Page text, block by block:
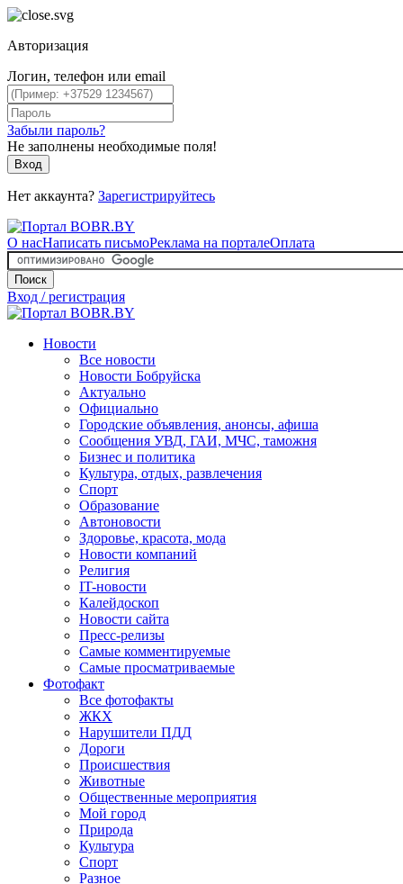
Авторизация
Логин, телефон или email
Забыли пароль?
Не заполнены необходимые поля!
Вход
Нет аккаунта? Зарегистрируйтесь
О насНаписать письмоРеклама на порталеОплата
Поиск
Вход / регистрация
Новости
Все новости
Новости Бобруйска
Актуально
Официально
Городские объявления, анонсы, афиша
Сообщения УВД, ГАИ, МЧС, таможня
Бизнес и политика
Культура, отдых, развлечения
Спорт
Образование
Автоновости
Здоровье, красота, мода
Новости компаний
Религия
IT-новости
Калейдоскоп
Новости сайта
Пресс-релизы
Самые комментируемые
Самые просматриваемые
Фотофакт
Все фотофакты
ЖКХ
Нарушители ПДД
Дороги
Происшествия
Животные
Общественные мероприятия
Мой город
Природа
Культура
Спорт
Разное